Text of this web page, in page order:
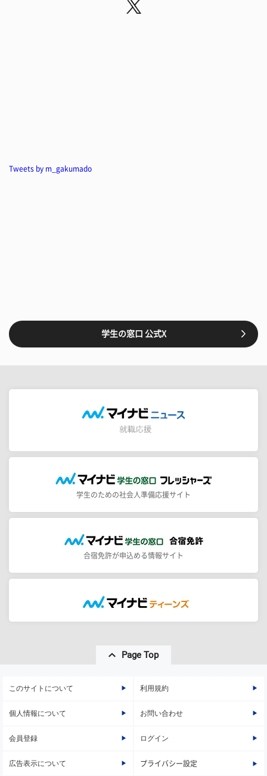
Tweets by m_gakumado
学生の窓口 公式X
学生のための社会人準備応援サイト
合宿免許が申込める情報サイト
Page Top
このサイトについて 利用規約
個人情報について お問い合わせ
会員登録 ログイン
広告表示について プライバシー設定